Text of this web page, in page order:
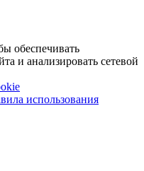
обеспечивать
и анализировать сетевой
использования